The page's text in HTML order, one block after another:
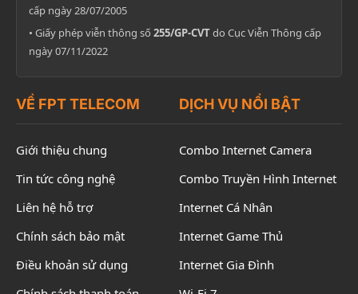
cấp ngày 28/07/2005
• Giấy phép viễn thông số 255/GP-CVTdo Cục Viễn Thông cấp
ngày 07/11/2022
VỀ FPT TELECOM
Giới thiệu chung
Tin tức công nghệ
Liên hệ hỗ trợ
Chính sách bảo mật
Điều khoản sử dụng
DỊCH VỤ NỔI BẬT
Combo Internet Camera
Combo Truyền Hình Internet
Internet Cá Nhân
Internet Game Thủ
Internet Gia Đình